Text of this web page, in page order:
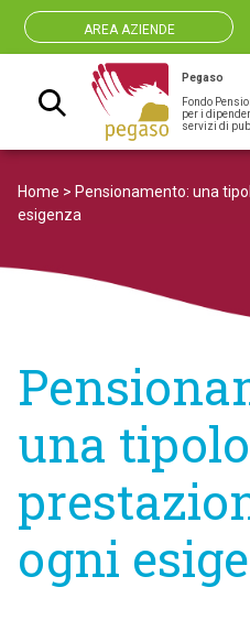
AREA AZIENDE
Navigazione
Pegaso
Fondo
per i
servizi di
Home > Pensionamento: una
esigenza
una
ogni